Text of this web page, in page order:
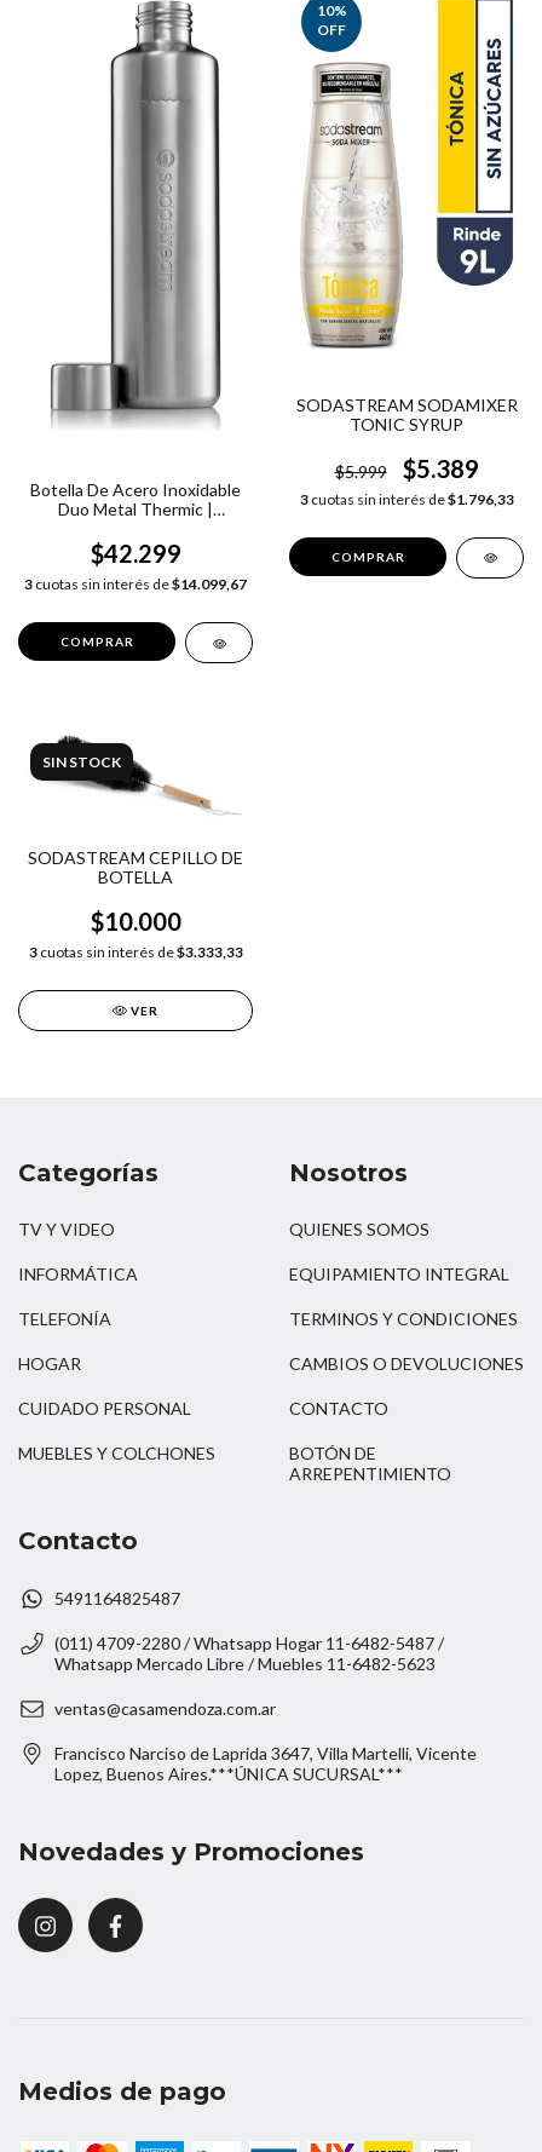
Botella De Acero Inoxidable
Duo Metal Thermic |
$42.299
3 cuotas sin interés de$14.099,67
10%
OFF
SODASTREAM SODAMIXER
TONIC SYRUP
$5.999 $5.389
3cuotas sin interés de$1.796,33
SIN STOCK
SODASTREAM CEPILLO DE
BOTELLA
$10.000
3cuotas sin interés de$3.333,33
VER
Categorías
TV Y VIDEO
INFORMÁTICA
TELEFONÍA
HOGAR
CUIDADO PERSONAL
MUEBLES Y COLCHONES
Nosotros
QUIENES SOMOS
EQUIPAMIENTO INTEGRAL
TERMINOS Y CONDICIONES
CAMBIOS O DEVOLUCIONES
CONTACTO
BOTÓN DE
ARREPENTIMIENTO
Contacto
5491164825487
(011) 4709-2280 / Whatsapp Hogar 11-6482-5487 /
Whatsapp Mercado Libre / Muebles 11-6482-5623
ventas@casamendoza.com.ar
Francisco Narciso de Laprida 3647, Villa Martelli, Vicente
Lopez, Buenos Aires.***ÚNICA SUCURSAL***
Novedades y Promociones
Medios de pago